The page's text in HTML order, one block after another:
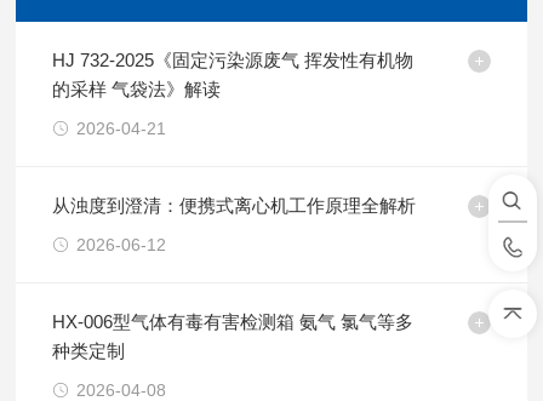
HJ 732-2025《固定污染源废气 挥发性有机物
的采样 气袋法》解读
2026-04-21
从浊度到澄清：便携式离心机工作原理全解析
2026-06-12
HX-006型气体有毒有害检测箱 氨气 氯气等多
种类定制
2026-04-08